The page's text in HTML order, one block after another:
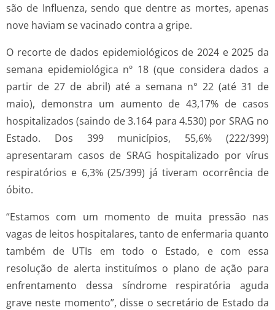
são de Influenza, sendo que dentre as mortes, apenas
nove haviam se vacinado contra a gripe.
O recorte de dados epidemiológicos de 2024 e 2025 da
semana epidemiológica nº 18 (que considera dados a
partir de 27 de abril) até a semana n° 22 (até 31 de
maio), demonstra um aumento de 43,17% de casos
hospitalizados (saindo de 3.164 para 4.530) por SRAG no
Estado. Dos 399 municípios, 55,6% (222/399)
apresentaram casos de SRAG hospitalizado por vírus
respiratórios e 6,3% (25/399) já tiveram ocorrência de
óbito.
“Estamos com um momento de muita pressão nas
vagas de leitos hospitalares, tanto de enfermaria quanto
também de UTIs em todo o Estado, e com essa
resolução de alerta instituímos o plano de ação para
enfrentamento dessa síndrome respiratória aguda
grave neste momento”, disse o secretário de Estado da